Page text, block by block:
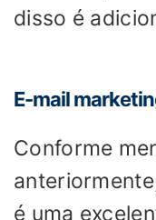
disso é
E-mail
Conforme
é uma